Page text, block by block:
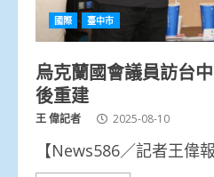
國際 臺中市
烏克蘭國會議員訪台
後重建
王 偉記者 2025-08-10
【News586／記者王偉